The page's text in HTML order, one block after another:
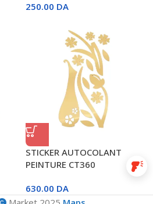
250.00 DA
STICKER AUTOCOLANT
PEINTURE CT360
630.00 DA
barcode_reader